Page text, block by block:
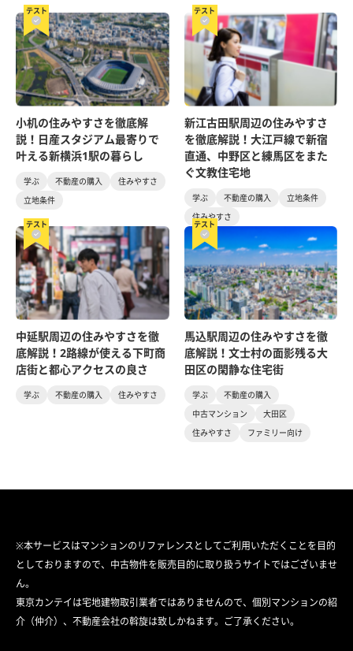
テスト
小机の住みやすさを徹底解
説！日産スタジアム最寄りで
叶える新横浜1駅の暮らし
学ぶ 不動産の購入
住みやすさ
立地条件
テスト
新江古田駅周辺の住みやすさ
を徹底解説！大江戸線で新宿
直通、中野区と練馬区をまた
ぐ文教住宅地
学ぶ 不動産の購入
立地条件
住みやすさ
テスト
中延駅周辺の住みやすさを徹
底解説！2路線が使える下町商
店街と都心アクセスの良さ
学ぶ 不動産の購入 住みやすさ
テスト
馬込駅周辺の住みやすさを徹
底解説！文士村の面影残る大
田区の閑静な住宅街
学ぶ
不動産の購入
中古マンション
大田区
住みやすさ
ファミリー向け
※本サービスはマンションのリファレンスとしてご利用いただくことを目的
としておりますので、中古物件を販売目的に取り扱うサイトではございませ
ん。
東京カンテイは宅地建物取引業者ではありませんので、個別マンションの紹
介（仲介）、不動産会社の斡旋は致しかねます。ご了承ください。